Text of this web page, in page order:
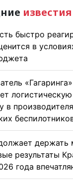
известия
быстро
в
«Гагаринга»
логистическую
в производителя
держать
результаты
года